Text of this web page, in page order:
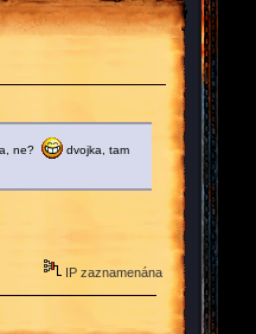
ne?
dvojka, tam
IP zaznamenána